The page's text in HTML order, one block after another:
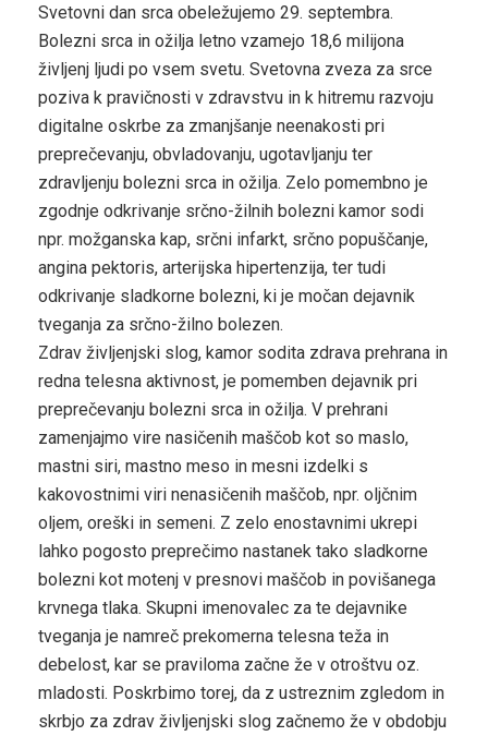
Svetovni dan srca obeležujemo 29. septembra.
Bolezni srca in ožilja letno vzamejo 18,6 milijona
življenj ljudi po vsem svetu. Svetovna zveza za srce
poziva k pravičnosti v zdravstvu in k hitremu razvoju
digitalne oskrbe za zmanjšanje neenakosti pri
preprečevanju, obvladovanju, ugotavljanju ter
zdravljenju bolezni srca in ožilja. Zelo pomembno je
zgodnje odkrivanje srčno-žilnih bolezni kamor sodi
npr. možganska kap, srčni infarkt, srčno popuščanje,
angina pektoris, arterijska hipertenzija, ter tudi
odkrivanje sladkorne bolezni, ki je močan dejavnik
tveganja za srčno-žilno bolezen.
Zdrav življenjski slog, kamor sodita zdrava prehrana in
redna telesna aktivnost, je pomemben dejavnik pri
preprečevanju bolezni srca in ožilja. V prehrani
zamenjajmo vire nasičenih maščob kot so maslo,
mastni siri, mastno meso in mesni izdelki s
kakovostnimi viri nenasičenih maščob, npr. oljčnim
oljem, oreški in semeni. Z zelo enostavnimi ukrepi
lahko pogosto preprečimo nastanek tako sladkorne
bolezni kot motenj v presnovi maščob in povišanega
krvnega tlaka. Skupni imenovalec za te dejavnike
tveganja je namreč prekomerna telesna teža in
debelost, kar se praviloma začne že v otroštvu oz.
mladosti. Poskrbimo torej, da z ustreznim zgledom in
skrbjo za zdrav življenjski slog začnemo že v obdobju